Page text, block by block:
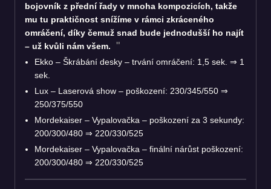
bojovník z přední řady v mnoha kompozicích, takže
mu tu praktičnost snížíme v rámci zkráceného
omráčení, díky čemuž snad bude jednodušší ho najít
– už kvůli nám všem.
Ekko – Škrábání desky – trvání omráčení: 1,5 sek. ⇒ 1
sek.
Lux – Laserová show – poškození: 230/345/550 ⇒
250/375/550
Mordekaiser – Vypalovačka – poškození za 3 sekundy:
200/300/480 ⇒ 220/330/525
Mordekaiser – Vypalovačka – finální nárůst poškození:
200/300/480 ⇒ 220/330/525